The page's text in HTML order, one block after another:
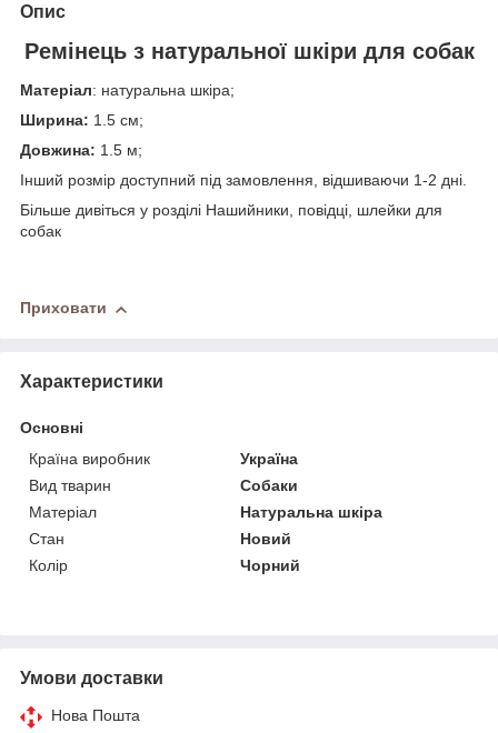
Опис
Ремінець з натуральної шкіри для собак
Матеріал: натуральна шкіра;
Ширина: 1.5 см;
Довжина: 1.5 м;
Інший розмір доступний під замовлення, відшиваючи 1-2 дні.
Більше дивіться у розділі Нашийники, повідці, шлейки для
собак
Приховати
Характеристики
Основні
Країна виробник
Україна
Вид тварин
Собаки
Матеріал
Натуральна шкіра
Стан
Новий
Колір
Чорний
Умови доставки
Нова Пошта